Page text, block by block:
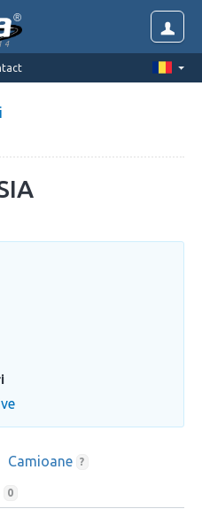
Camioane ?
0